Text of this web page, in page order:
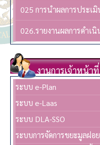
025 การนำผลการประเ
026.รายงานผลการดำเ
งานการเจ้าหน้าที่
ระบบ e-Plan
ระบบ e-Laas
ระบบ DLA-SSO
ระบบการจัดการขยะมูลฝอย